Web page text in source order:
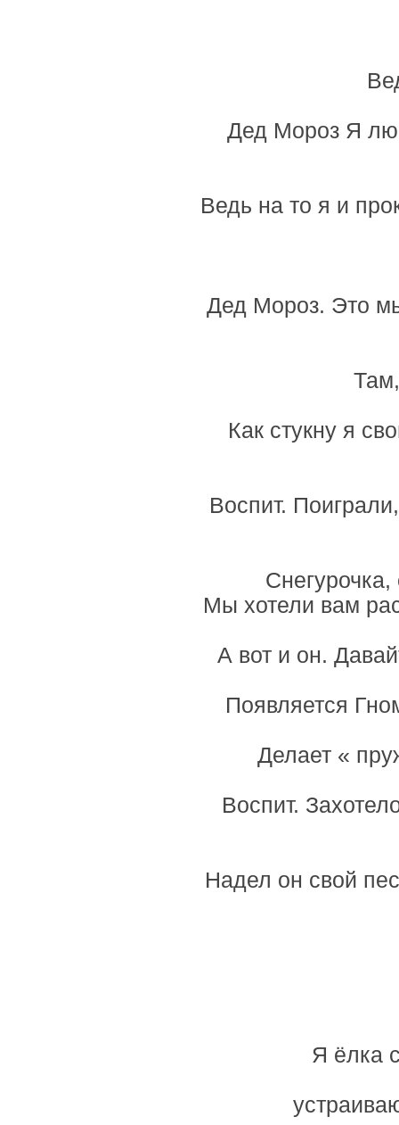
Дед Мороз Я
Ведь на то я и
Дед Мороз. Это
Как стукну я
Воспит.
Мы хотели вам
А вот и он.
Появляется
Делает «
Воспит.
Надел он свой
Я ёлка